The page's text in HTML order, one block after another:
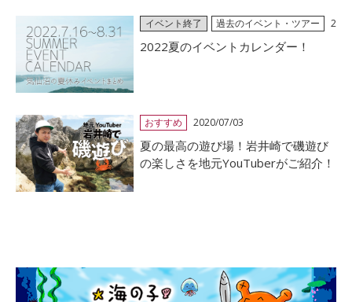
イベント終了 過去のイベント・ツアー
2
2022夏のイベントカレンダー！
おすすめ 2020/07/03
夏の最高の遊び場！岩井崎で磯遊び
の楽しさを地元YouTuberがご紹介！